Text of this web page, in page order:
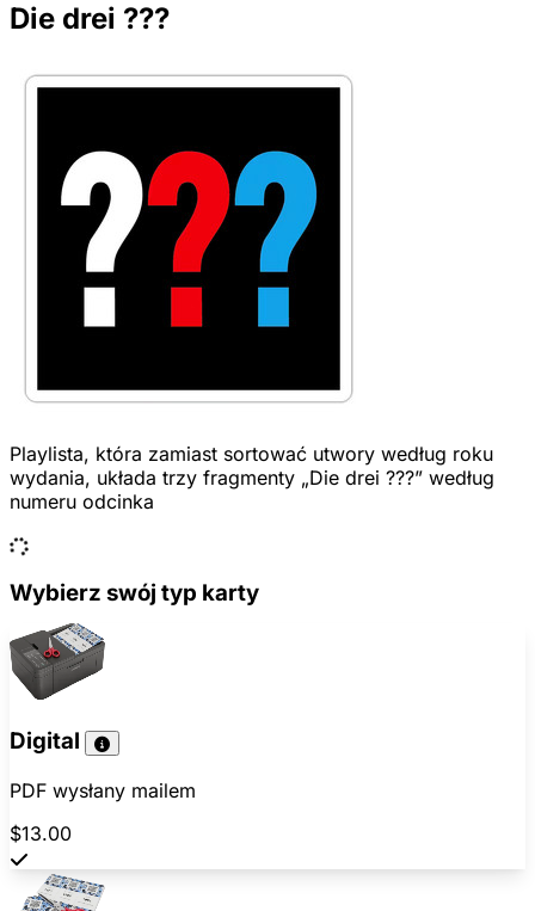
Die drei ???
Playlista, która zamiast sortować utwory według roku
wydania, układa trzy fragmenty „Die drei ???” według
numeru odcinka
Wybierz swój typ karty
Digital
PDF wysłany mailem
$13.00